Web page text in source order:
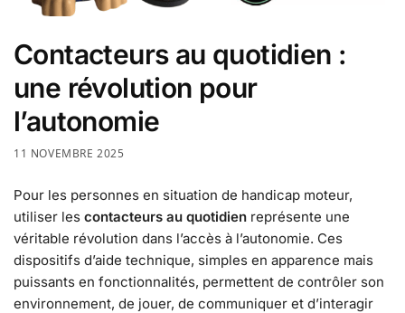
Contacteurs au quotidien :
une révolution pour
l’autonomie
11 NOVEMBRE 2025
Pour les personnes en situation de handicap moteur,
utiliser les contacteurs au quotidien représente une
véritable révolution dans l’accès à l’autonomie. Ces
dispositifs d’aide technique, simples en apparence mais
puissants en fonctionnalités, permettent de contrôler son
environnement, de jouer, de communiquer et d’interagir